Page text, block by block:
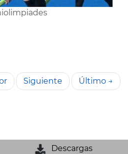
Siguiente Último →
Descargas